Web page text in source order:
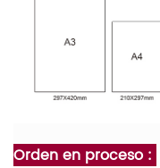
Orden en proceso :